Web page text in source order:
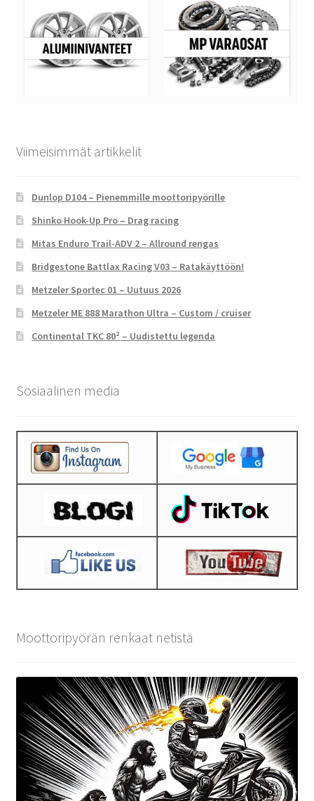
Viimeisimmät artikkelit
Dunlop D104 – Pienemmille moottoripyörille
Shinko Hook-Up Pro – Drag racing
Mitas Enduro Trail-ADV 2 – Allround rengas
Bridgestone Battlax Racing V03 – Ratakäyttöön!
Metzeler Sportec 01 – Uutuus 2026
Metzeler ME 888 Marathon Ultra – Custom / cruiser
Continental TKC 80² – Uudistettu legenda
Sosiaalinen media
Moottoripyörän renkaat netistä